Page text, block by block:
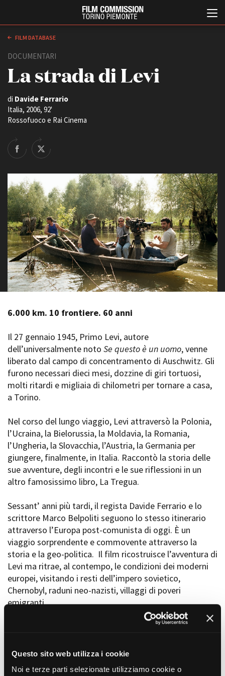
Questo sito web utilizza i cookie
Noi e terze parti selezionate utilizziamo cookie o
Chi siamo
Storia della Fondazione
Contatti
La sede
Partner
Rete regionale
Bilancio sociale
Amministrazione
trasparente
Bandi e gare
Sostenibilità ambientale
SERVIZI
Location scouting
Spazi nella sede FCTP
Sala Casting
Sala Paolo Tenna
FILM FUNDS
Piemonte Film Tv
Development Fund
Piemonte Doc Film Fund
Short Film Fund
PRODUCTION GUIDE
Strutture di servizio
Professionisti
Attrici-Attori
Beginners
LOCATION GUIDE
FILM DATABASE
Anteprime in Piemonte
TFI Torino Film Industry -
Production Days
Avenue Cove - Erasmus +
Guarda che storia!
La Grazia - Immagini e
location della Torino di Paolo
Sorrentino
Open Day
Ciak in TOur!
AWARDS
Berlinale Internationalen
Filmfestspiele Berlin
Festival de Cannes
Biografilm Festival - Bio to B
Industry Days
Cinematografica Venezia
Toronto International Film
Festival
Festa del Cinema di Roma
Torino Film Festival
David di Donatello
Nastri d’Argento
STRUMENTI
Location - Accedi al tuo
profilo
Location - Nuovo utente
Newsletter
Lavora con noi
Stage - Tirocini - Scuola e
Elenco Operatori Economici
per affidamento lavori in
FILM DATABASE
DOCUMENTARI
La strada di Levi
di Davide Ferrario
Italia, 2006, 92'
Rossofuoco e Rai Cinema
6.000 km. 10 frontiere. 60 anni
Il 27 gennaio 1945, Primo Levi, autore
dell’universalmente noto Se questo è un uomo, venne
liberato dal campo di concentramento di Auschwitz. Gli
furono necessari dieci mesi, dozzine di giri tortuosi,
molti ritardi e migliaia di chilometri per tornare a casa,
a Torino.
Nel corso del lungo viaggio, Levi attraversò la Polonia,
l’Ucraina, la Bielorussia, la Moldavia, la Romania,
l’Ungheria, la Slovacchia, l’Austria, la Germania per
giungere, finalmente, in Italia. Raccontò la storia delle
sue avventure, degli incontri e le sue riflessioni in un
altro famosissimo libro, La Tregua.
Sessant’ anni più tardi, il regista Davide Ferrario e lo
scrittore Marco Belpoliti seguono lo stesso itinerario
attraverso l’Europa post-comunista di oggi. È un
viaggio sorprendente e commovente attraverso la
storia e la geo-politica. Il film ricostruisce l’avventura di
Levi ma ritrae, al contempo, le condizioni dei moderni
europei, visitando i resti dell’impero sovietico,
Chernobyl, raduni neo-nazisti, villaggi di poveri
emigranti…
“Noi, come Primo Levi allora, viviamo oggi al